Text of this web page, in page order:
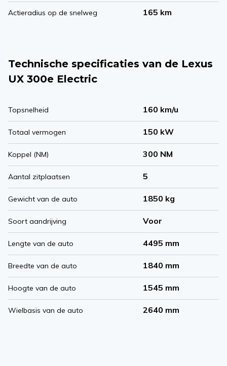
Actieradius op de snelweg 165 km
Technische specificaties van de Lexus
UX 300e Electric
Topsnelheid 160 km/u
Totaal vermogen 150 kW
Koppel (NM) 300 NM
Aantal zitplaatsen 5
Gewicht van de auto 1850 kg
Soort aandrijving Voor
Lengte van de auto 4495 mm
Breedte van de auto 1840 mm
Hoogte van de auto 1545 mm
Wielbasis van de auto 2640 mm